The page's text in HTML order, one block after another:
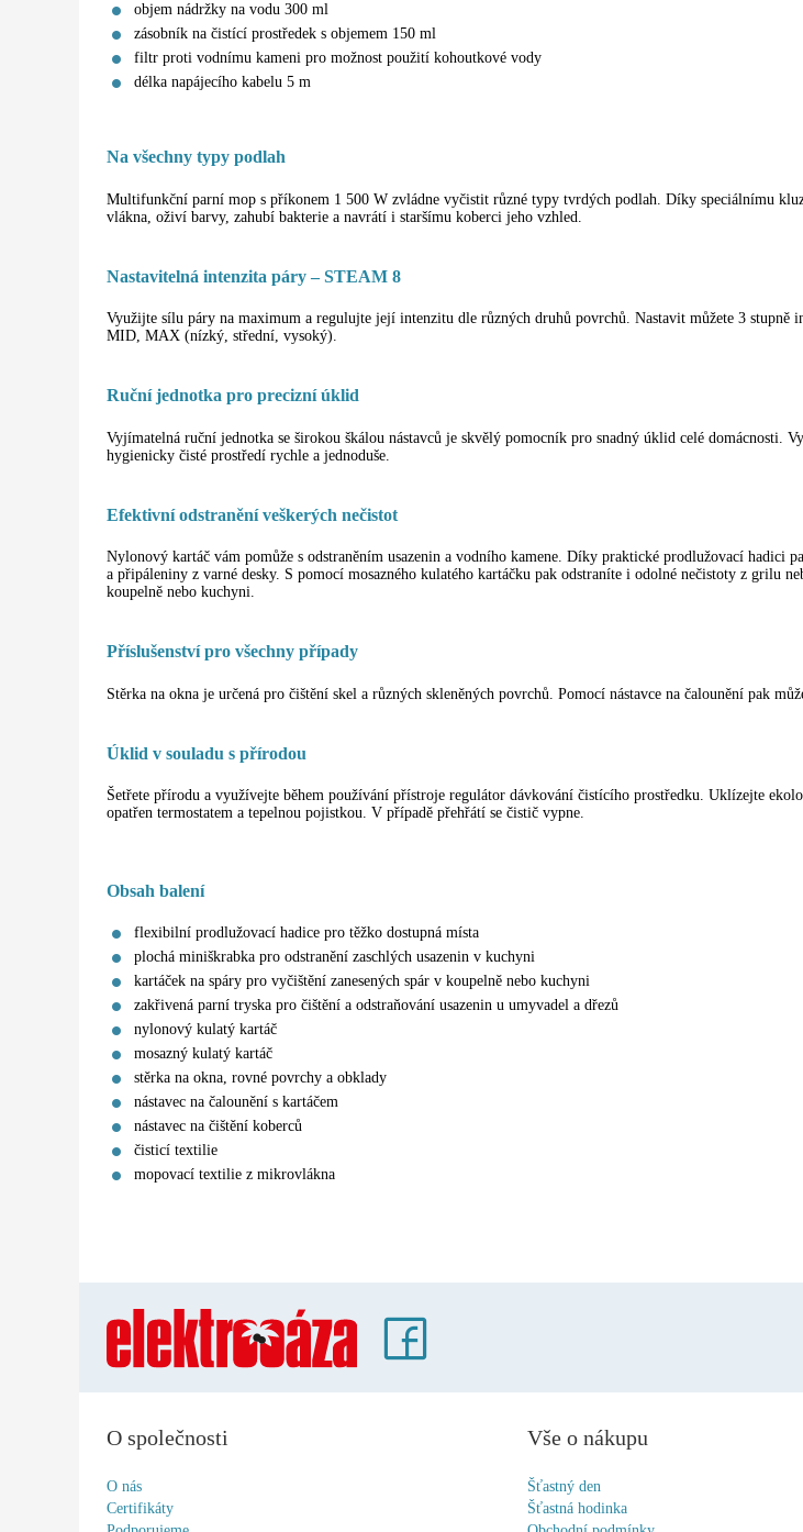
objem nádržky na vodu 300 ml
zásobník na čistící prostředek s objemem 150 ml
filtr proti vodnímu kameni pro možnost použití kohoutkové vody
délka napájecího kabelu 5 m
Na všechny typy podlah
Multifunkční parní mop s příkonem 1 500 W zvládne vyčistit různé typy tvrdých podlah. Díky speciálnímu
vlákna, oživí barvy, zahubí bakterie a navrátí i staršímu koberci jeho vzhled.
Nastavitelná intenzita páry – STEAM 8
Využijte sílu páry na maximum a regulujte její intenzitu dle různých druhů povrchů. Nastavit můžete 3
MID, MAX (nízký, střední, vysoký).
Ruční jednotka pro precizní úklid
Vyjímatelná ruční jednotka se širokou škálou nástavců je skvělý pomocník pro snadný úklid celé
hygienicky čisté prostředí rychle a jednoduše.
Efektivní odstranění veškerých nečistot
Nylonový kartáč vám pomůže s odstraněním usazenin a vodního kamene. Díky praktické prodlužovací hadici
a připáleniny z varné desky. S pomocí mosazného kulatého kartáčku pak odstraníte i odolné nečistoty z grilu
koupelně nebo kuchyni.
Příslušenství pro všechny případy
Stěrka na okna je určená pro čištění skel a různých skleněných povrchů. Pomocí nástavce na čalounění pak
Úklid v souladu s přírodou
Šetřete přírodu a využívejte během používání přístroje regulátor dávkování čistícího prostředku. Uklízejte
opatřen termostatem a tepelnou pojistkou. V případě přehřátí se čistič vypne.
Obsah balení
flexibilní prodlužovací hadice pro těžko dostupná místa
plochá miniškrabka pro odstranění zaschlých usazenin v kuchyni
kartáček na spáry pro vyčištění zanesených spár v koupelně nebo kuchyni
zakřivená parní tryska pro čištění a odstraňování usazenin u umyvadel a dřezů
nylonový kulatý kartáč
mosazný kulatý kartáč
stěrka na okna, rovné povrchy a obklady
nástavec na čalounění s kartáčem
nástavec na čištění koberců
čisticí textilie
mopovací textilie z mikrovlákna
O společnosti
O nás
Certifikáty
Vše o nákupu
Šťastný den
Šťastná hodinka